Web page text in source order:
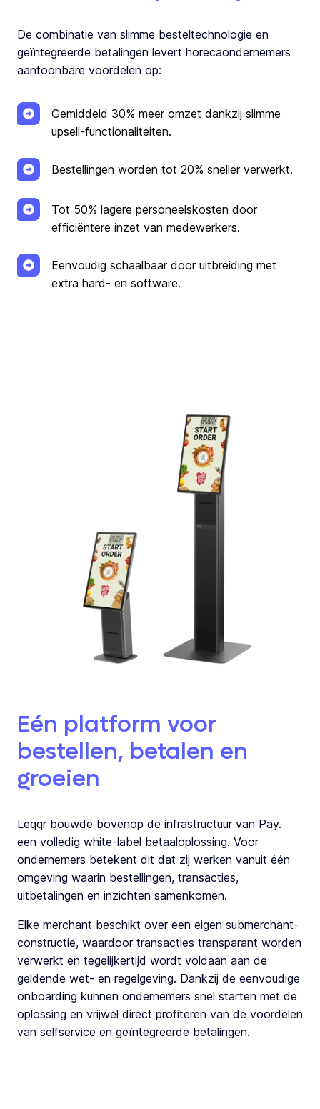
De combinatie van slimme besteltechnologie en
geïntegreerde betalingen levert horecaondernemers
aantoonbare voordelen op:
Gemiddeld 30% meer omzet dankzij slimme
upsell-functionaliteiten.
Bestellingen worden tot 20% sneller verwerkt.
Tot 50% lagere personeelskosten door
efficiëntere inzet van medewerkers.
Eenvoudig schaalbaar door uitbreiding met
extra hard- en software.
Eén platform voor
bestellen, betalen en
groeien
Leqqr bouwde bovenop de infrastructuur van Pay.
een volledig white-label betaaloplossing. Voor
ondernemers betekent dit dat zij werken vanuit één
omgeving waarin bestellingen, transacties,
uitbetalingen en inzichten samenkomen.
Elke merchant beschikt over een eigen submerchant-
constructie, waardoor transacties transparant worden
verwerkt en tegelijkertijd wordt voldaan aan de
geldende wet- en regelgeving. Dankzij de eenvoudige
onboarding kunnen ondernemers snel starten met de
oplossing en vrijwel direct profiteren van de voordelen
van selfservice en geïntegreerde betalingen.